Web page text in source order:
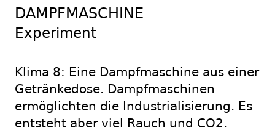
DAMPFMASCHINE
Experiment
Klima 8: Eine Dampfmaschine aus einer
Getränkedose. Dampfmaschinen
ermöglichten die Industrialisierung. Es
entsteht aber viel Rauch und CO2.